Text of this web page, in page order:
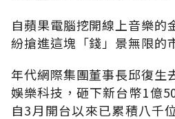
自蘋果電腦挖開線上音樂的
紛搶進這塊「錢」景無限的
年代網際集團董事長邱復生
娛樂科技，砸下新台幣1億
自3月開台以來已累積八千